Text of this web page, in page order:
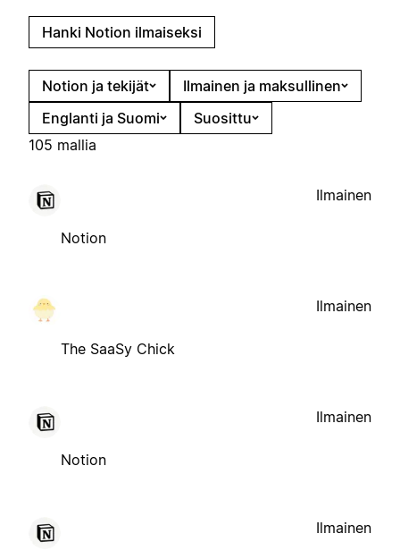
Hanki Notion ilmaiseksi
Notion ja tekijät
Ilmainen ja maksullinen
Englanti ja Suomi
Suosittu
105 mallia
Notion
Ilmainen
The SaaSy Chick
Ilmainen
Notion
Ilmainen
Ilmainen